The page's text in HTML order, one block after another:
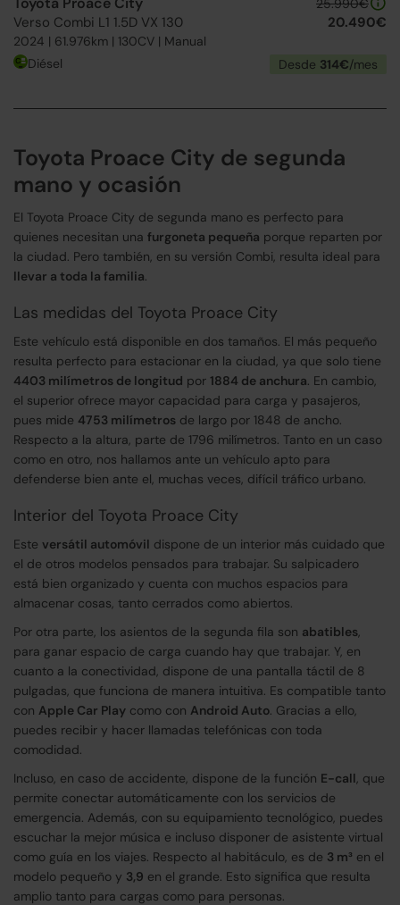
Verso Combi L1 1.5D VX 130
2024 | 61.976km | 130CV | Manual
25.990€
20.490€
Diésel Desde 314€/mes
Toyota Proace City de segunda
mano y ocasión
El Toyota Proace City de segunda mano es perfecto para
quienes necesitan una furgoneta pequeña porque reparten por
la ciudad. Pero también, en su versión Combi, resulta ideal para
llevar a toda la familia.
Las medidas del Toyota Proace City
Este vehículo está disponible en dos tamaños. El más pequeño
resulta perfecto para estacionar en la ciudad, ya que solo tiene
4403 milímetros de longitud por 1884 de anchura. En cambio,
el superior ofrece mayor capacidad para carga y pasajeros,
pues mide 4753 milímetros de largo por 1848 de ancho.
Respecto a la altura, parte de 1796 milímetros. Tanto en un caso
como en otro, nos hallamos ante un vehículo apto para
defenderse bien ante el, muchas veces, difícil tráfico urbano.
Interior del Toyota Proace City
Este versátil automóvil dispone de un interior más cuidado que
el de otros modelos pensados para trabajar. Su salpicadero
está bien organizado y cuenta con muchos espacios para
almacenar cosas, tanto cerrados como abiertos.
Por otra parte, los asientos de la segunda fila son abatibles,
para ganar espacio de carga cuando hay que trabajar. Y, en
cuanto a la conectividad, dispone de una pantalla táctil de 8
pulgadas, que funciona de manera intuitiva. Es compatible tanto
con Apple Car Play como con Android Auto. Gracias a ello,
puedes recibir y hacer llamadas telefónicas con toda
comodidad.
Incluso, en caso de accidente, dispone de la función E-call, que
permite conectar automáticamente con los servicios de
emergencia. Además, con su equipamiento tecnológico, puedes
escuchar la mejor música e incluso disponer de asistente virtual
como guía en los viajes. Respecto al habitáculo, es de 3 m³ en el
modelo pequeño y 3,9 en el grande. Esto significa que resulta
amplio tanto para cargas como para personas.